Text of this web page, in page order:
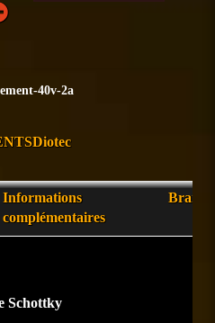
40v-2a
Diotec
Informations
complémentaires
Brand
Schottky